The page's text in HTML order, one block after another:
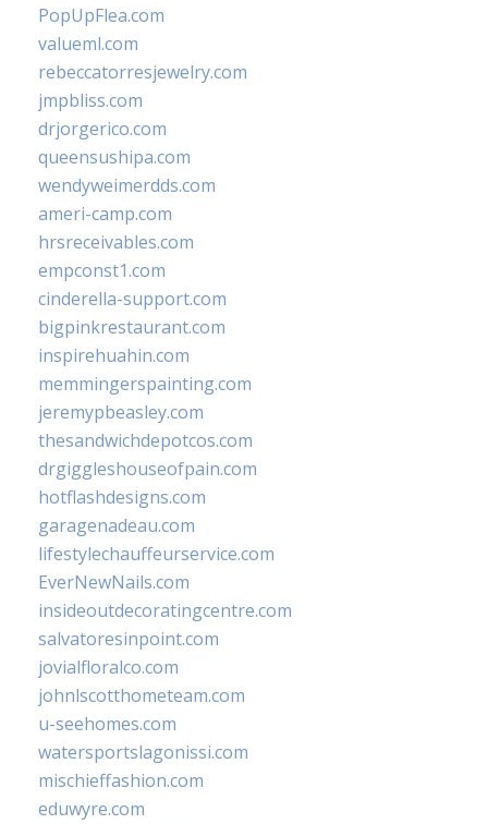
PopUpFlea.com
valueml.com
rebeccatorresjewelry.com
jmpbliss.com
drjorgerico.com
queensushipa.com
wendyweimerdds.com
ameri-camp.com
hrsreceivables.com
empconst1.com
cinderella-support.com
bigpinkrestaurant.com
inspirehuahin.com
memmingerspainting.com
jeremypbeasley.com
thesandwichdepotcos.com
drgiggleshouseofpain.com
hotflashdesigns.com
garagenadeau.com
lifestylechauffeurservice.com
EverNewNails.com
insideoutdecoratingcentre.com
salvatoresinpoint.com
jovialfloralco.com
johnlscotthometeam.com
u-seehomes.com
watersportslagonissi.com
mischieffashion.com
eduwyre.com